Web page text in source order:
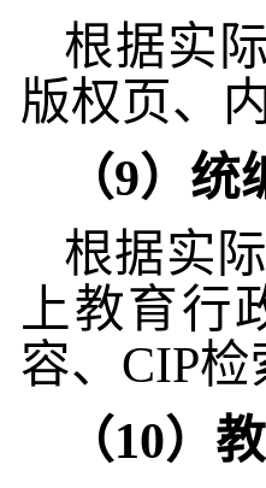
根据实
版权页、
（9）统
根据实
上教育行
容、 CIP检
（10）